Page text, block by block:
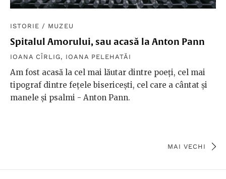
ISTORIE / MUZEU
Spitalul Amorului, sau acasă la Anton Pann
IOANA CÎRLIG, IOANA PELEHATĂI
Am fost acasă la cel mai lăutar dintre poeți, cel mai
tipograf dintre fețele bisericești, cel care a cântat și
manele și psalmi - Anton Pann.
MAI VECHI